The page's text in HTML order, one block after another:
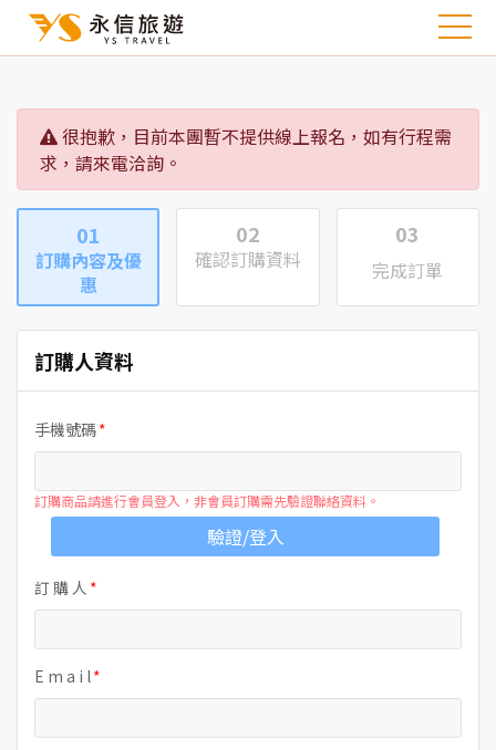
很抱歉，目前本團暫不提供線上報名，如有行程需
求，請來電洽詢。
01
訂購內容及優
惠
02
確認訂購資料
03
完成訂單
訂購人資料
手機號碼
訂購商品請進行會員登入，非會員訂購需先驗證聯絡資料。
驗證/登入
訂 購 人
E m a i l